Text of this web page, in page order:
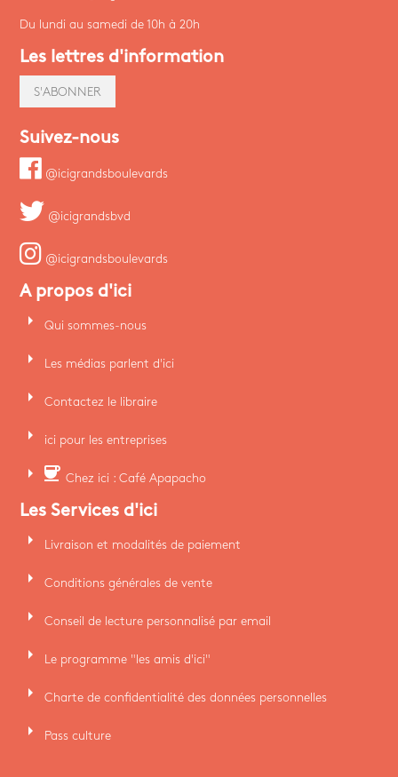
Du lundi au samedi de 10h à 20h
Les lettres d'information
S'ABONNER
Suivez-nous
@icigrandsboulevards
@icigrandsbvd
@icigrandsboulevards
A propos d'ici
arrow_right Qui sommes-nous
arrow_right Les médias parlent d'ici
arrow_right Contactez le libraire
arrow_right ici pour les entreprises
arrow_right coffee Chez ici : Café Apapacho
Les Services d'ici
arrow_right Livraison et modalités de paiement
arrow_right Conditions générales de vente
arrow_right Conseil de lecture personnalisé par email
arrow_right Le programme "les amis d'ici"
arrow_right Charte de confidentialité des données personnelles
arrow_right Pass culture